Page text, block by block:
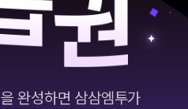
을 완성하면 삼삼엠투가